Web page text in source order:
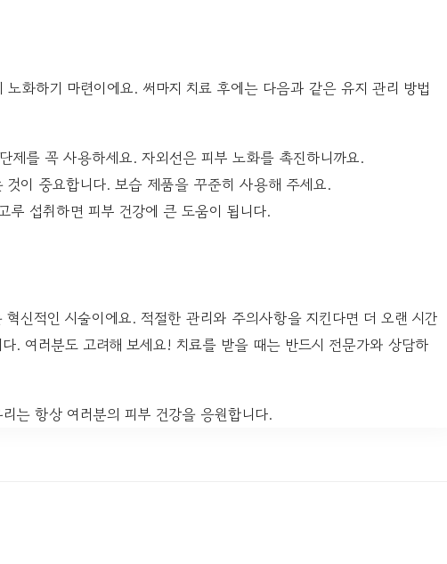
화하기 마련이에요. 써마지 치료 후에는 다음과 같은 유지 관리 방법
제를 꼭 사용하세요. 자외선은 피부 노화를 촉진하니까요.
것이 중요합니다. 보습 제품을 꾸준히 사용해 주세요.
루 섭취하면 피부 건강에 큰 도움이 됩니다.
신적인 시술이에요. 적절한 관리와 주의사항을 지킨다면 더 오랜 시간
. 여러분도 고려해 보세요! 치료를 받을 때는 반드시 전문가와 상담하
는 항상 여러분의 피부 건강을 응원합니다.